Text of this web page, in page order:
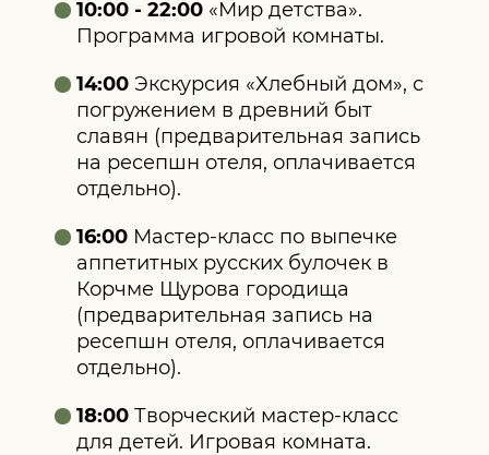
10:00 - 22:00 «Мир детства».
Программа игровой комнаты.
14:00 Экскурсия «Хлебный дом», с
погружением в древний быт
славян (предварительная запись
на ресепшн отеля, оплачивается
отдельно).
16:00 Мастер‑класс по выпечке
аппетитных русских булочек в
Корчме Щурова городища
(предварительная запись на
ресепшн отеля, оплачивается
отдельно).
18:00 Творческий мастер‑класс
для детей. Игровая комната.